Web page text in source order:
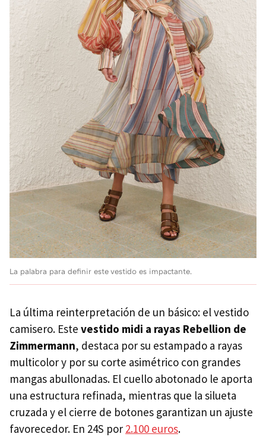
La palabra para definir este vestido es impactante.
La última reinterpretación de un básico: el vestido
camisero. Este vestido midi a rayas Rebellion de
Zimmermann, destaca por su estampado a rayas
multicolor y por su corte asimétrico con grandes
mangas abullonadas. El cuello abotonado le aporta
una estructura refinada, mientras que la silueta
cruzada y el cierre de botones garantizan un ajuste
favorecedor. En 24S por 2.100 euros.